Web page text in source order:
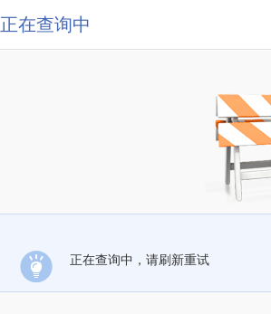
正在查询中
正在查询中，请刷新重试